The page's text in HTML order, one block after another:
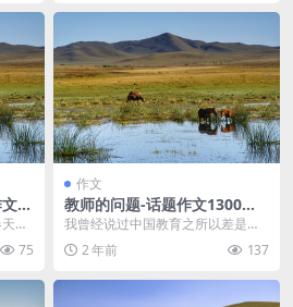
1
，
75
作文
教师的问题-话题作文1300字
高二作文范文
我曾经说过中国教育之所以差是因
为教师的水平差。 孩子是一个很容
易对看起来好像知道...
2 年前 137